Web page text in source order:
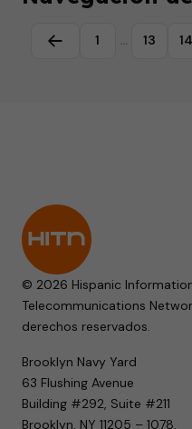
Página anterior
1 … 13 14
© 2026 Hispanic
Telecommunications
derechos reservados.
Brooklyn Navy Yard
63 Flushing Avenue
Building #292, Suite #211
Brooklyn, NY 11205 – 1078.